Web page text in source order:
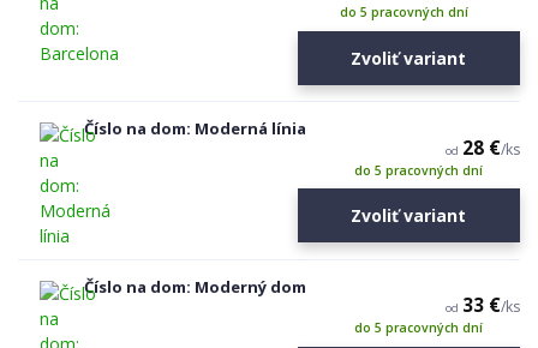
do 5 pracovných dní
Zvoliť variant
Číslo na dom: Moderná línia
od 28 €/ks
do 5 pracovných dní
Zvoliť variant
Číslo na dom: Moderný dom
od 33 €/ks
do 5 pracovných dní